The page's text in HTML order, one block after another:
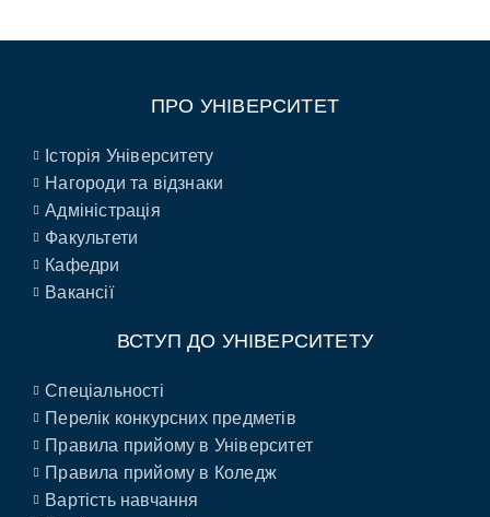
ПРО УНІВЕРСИТЕТ
Історія Університету
Нагороди та відзнаки
Адміністрація
Факультети
Кафедри
Вакансії
ВСТУП ДО УНІВЕРСИТЕТУ
Спеціальності
Перелік конкурсних предметів
Правила прийому в Університет
Правила прийому в Коледж
Вартість навчання